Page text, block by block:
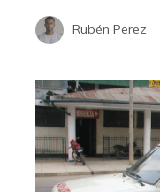
Rubén Perez